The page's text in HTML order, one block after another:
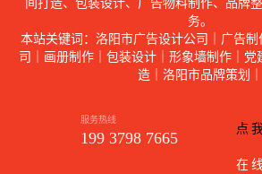
间打造、包装设计、广告物料制作、品牌
务。
本站关键词：洛阳市广告设计公司｜广告
司｜画册制作｜包装设计｜形象墙制作｜党
造｜洛阳市品牌策划｜
服务热线
199 3798 7665
点
在